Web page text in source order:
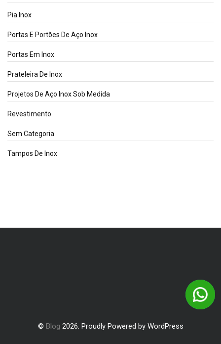
Pia Inox
Portas E Portões De Aço Inox
Portas Em Inox
Prateleira De Inox
Projetos De Aço Inox Sob Medida
Revestimento
Sem Categoria
Tampos De Inox
© Blog 2026. Proudly Powered by WordPress